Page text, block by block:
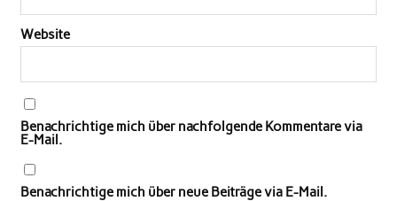
Website
Benachrichtige mich über nachfolgende Kommentare via
E-Mail.
Benachrichtige mich über neue Beiträge via E-Mail.